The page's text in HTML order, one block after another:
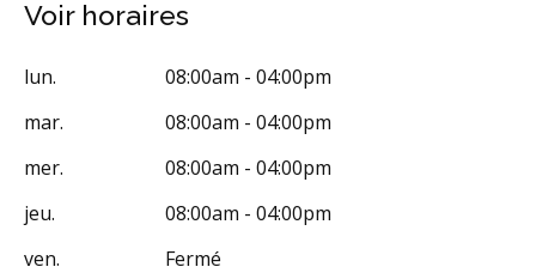
Extractions de dents et de dents de sagesse
Voir horaires
lun.
08:00am - 04:00pm
mar.
08:00am - 04:00pm
mer.
08:00am - 04:00pm
jeu.
08:00am - 04:00pm
ven.
Fermé